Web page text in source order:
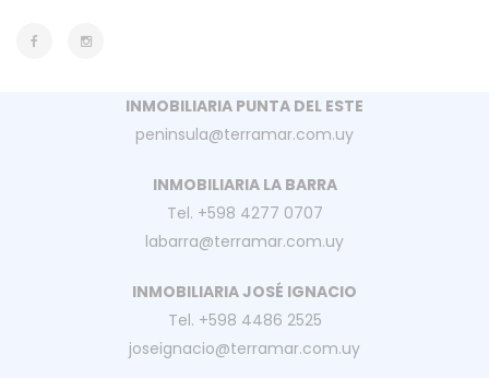
INMOBILIARIA PUNTA DEL ESTE
peninsula@terramar.com.uy
INMOBILIARIA LA BARRA
Tel. +598 4277 0707
labarra@terramar.com.uy
INMOBILIARIA JOSÉ IGNACIO
Tel. +598 4486 2525
joseignacio@terramar.com.uy